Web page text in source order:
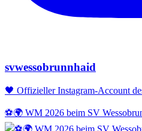
svwessobrunnhaid
🖤 Offizieller Instagram-Account
⚽️🌍 WM 2026 beim SV